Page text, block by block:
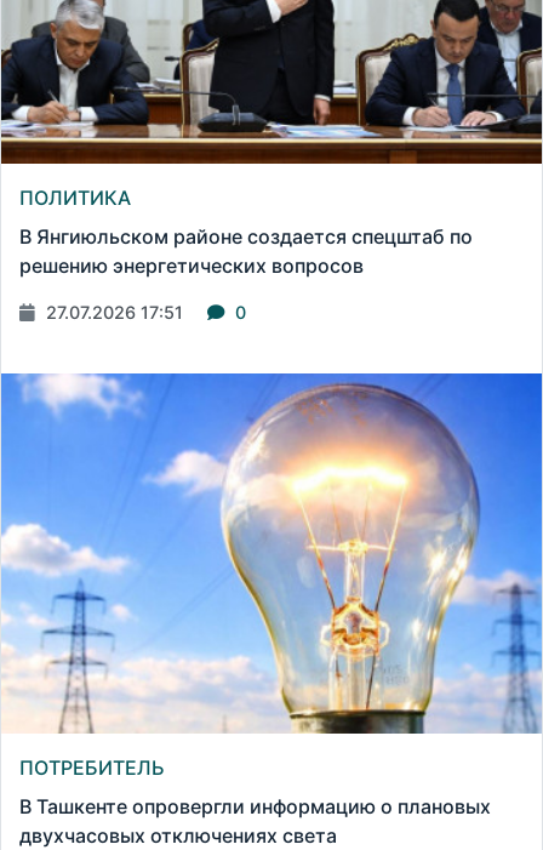
ПОЛИТИКА
В Янгиюльском районе создается спецштаб по
решению энергетических вопросов
27.07.2026 17:51 0
ПОТРЕБИТЕЛЬ
В Ташкенте опровергли информацию о плановых
двухчасовых отключениях света